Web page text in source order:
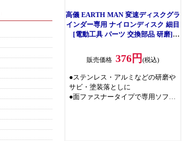
高儀 EARTH MAN 変速ディスクグラ
インダー専用 ナイロンディスク 細目
[電動工具 パーツ 交換部品 研磨]
販売価格 376円 (税込)
●ステンレス・アルミなどの研磨や
サビ・塗装落としに
●面ファスナータイプで専用ソフト